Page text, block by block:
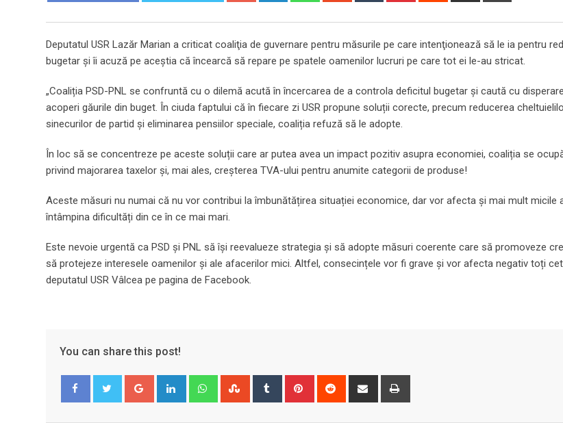
Deputatul USR Lazăr Marian a criticat coaliţia de guvernare pentru măsurile pe care intenţionează să le ia pentru
bugetar şi îi acuză pe aceştia că încearcă să repare pe spatele oamenilor lucruri pe care tot ei le-au stricat.
„Coaliția PSD-PNL se confruntă cu o dilemă acută în încercarea de a controla deficitul bugetar și caută cu
acoperi găurile din buget. În ciuda faptului că în fiecare zi USR propune soluții corecte, precum reducerea
sinecurilor de partid și eliminarea pensiilor speciale, coaliția refuză să le adopte.
În loc să se concentreze pe aceste soluții care ar putea avea un impact pozitiv asupra economiei, coaliția se
privind majorarea taxelor și, mai ales, creșterea TVA-ului pentru anumite categorii de produse!
Aceste măsuri nu numai că nu vor contribui la îmbunătățirea situației economice, dar vor afecta și mai mult micile
întâmpina dificultăți din ce în ce mai mari.
Este nevoie urgentă ca PSD şi PNL să își reevalueze strategia și să adopte măsuri coerente care să promoveze
să protejeze interesele oamenilor și ale afacerilor mici. Altfel, consecințele vor fi grave și vor afecta negativ toți
deputatul USR Vâlcea pe pagina de Facebook.
You can share this post!
Google+ LinkedIn WhatsappStumbleUpon
Tumblr Pinterest Reddit
Share